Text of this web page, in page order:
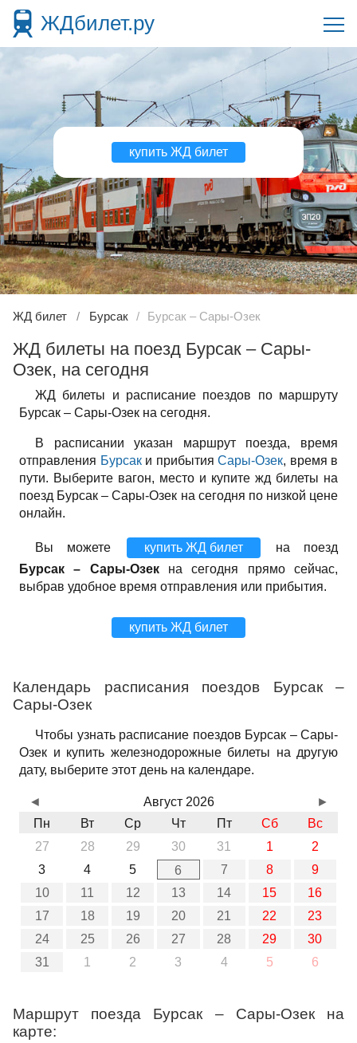
ЖДбилет.ру
купить ЖД билет
ЖД билет Бурсак Бурсак – Сары-Озек
ЖД билеты на поезд Бурсак – Сары-
Озек, на сегодня
ЖД билеты и расписание поездов по маршруту
Бурсак – Сары-Озек на сегодня.
В расписании указан маршрут поезда, время
отправления Бурсаки прибытия Сары-Озек, время в
пути. Выберите вагон, место и купите жд билеты на
поезд Бурсак – Сары-Озек на сегодня по низкой цене
онлайн.
Вы можете купить ЖД билет
на поезд
Бурсак – Сары-Озекна сегодня прямо сейчас,
выбрав удобное время отправления или прибытия.
купить ЖД билет
Календарь расписания поездов Бурсак –
Сары-Озек
Чтобы узнать расписание поездов Бурсак – Сары-
Озек и купить железнодорожные билеты на другую
дату, выберите этот день на календаре.
Август 2026
Пн
Вт Ср Чт Пт Сб
Вс
27
28 29 30 31 1
2
3
4 5 6 7 8
9
10
11 12 13 14 15
16
17
18 19 20 21 22
23
24
25 26 27 28 29
30
31
1 2 3 4 5 6
◄ ►
Маршрут поезда Бурсак – Сары-Озек на
карте: